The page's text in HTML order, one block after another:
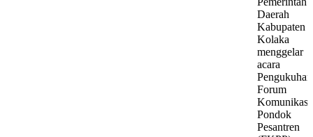
Daerah
Kabupaten
Kolaka
menggelar
acara
Pengukuhan
Forum
Komunikasi
Pondok
Pesantren